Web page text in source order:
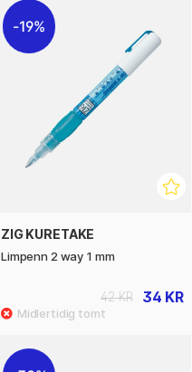
19%
ZIG KURETAKE
Limpenn 2 way 1 mm
34 KR
42 KR